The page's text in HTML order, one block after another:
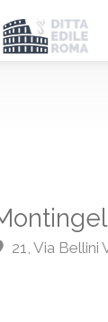
21, Via